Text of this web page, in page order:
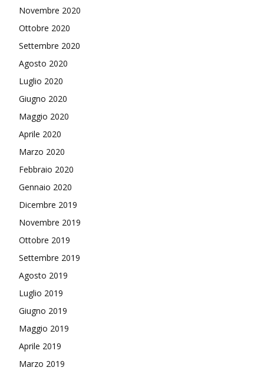
Novembre 2020
Ottobre 2020
Settembre 2020
Agosto 2020
Luglio 2020
Giugno 2020
Maggio 2020
Aprile 2020
Marzo 2020
Febbraio 2020
Gennaio 2020
Dicembre 2019
Novembre 2019
Ottobre 2019
Settembre 2019
Agosto 2019
Luglio 2019
Giugno 2019
Maggio 2019
Aprile 2019
Marzo 2019